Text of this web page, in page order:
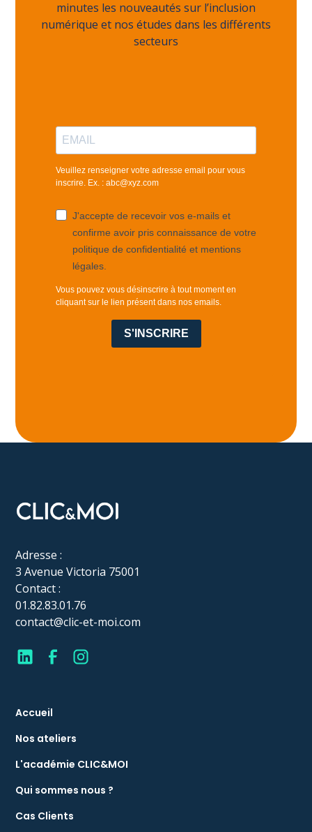
minutes les nouveautés sur l’inclusion
numérique et nos études dans les différents
secteurs
Veuillez renseigner votre adresse email pour vous
inscrire. Ex. : abc@xyz.com
J'accepte de recevoir vos e-mails et
confirme avoir pris connaissance de votre
politique de confidentialité et mentions
légales.
Vous pouvez vous désinscrire à tout moment en
cliquant sur le lien présent dans nos emails.
S'INSCRIRE
Adresse :
3 Avenue Victoria 75001
Contact :
01.82.83.01.76
contact@clic-et-moi.com
Accueil
Nos ateliers
L'académie CLIC&MOI
Qui sommes nous ?
Cas Clients